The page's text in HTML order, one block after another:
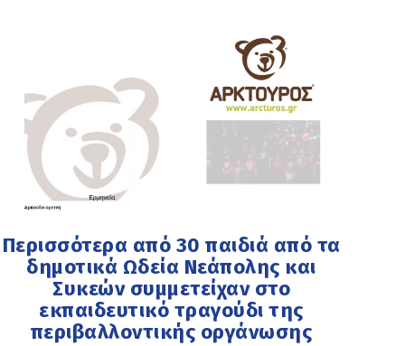
Περισσότερα από 30 παιδιά από τα
δημοτικά Ωδεία Νεάπολης και
Συκεών συμμετείχαν στο
εκπαιδευτικό τραγούδι της
περιβαλλοντικής οργάνωσης